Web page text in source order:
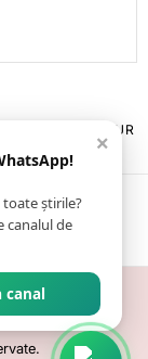
& RETUR
CONTACT
×
toate știrile?
canalul de
canal